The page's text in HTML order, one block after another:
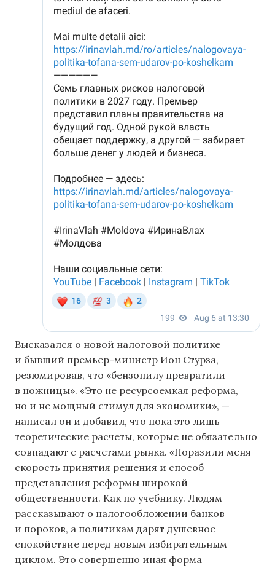
Высказался о новой налоговой политике
и бывший премьер-министр Ион Стурза,
резюмировав, что «бензопилу превратили
в ножницы». «Это не ресурсоемкая реформа,
но и не мощный стимул для экономики», —
написал он и добавил, что пока это лишь
теоретические расчеты, которые не обязательно
совпадают с расчетами рынка. «Поразили меня
скорость принятия решения и способ
представления реформы широкой
общественности. Как по учебнику. Людям
рассказывают о налогообложении банков
и пороков, а политикам дарят душевное
спокойствие перед новым избирательным
циклом. Это совершенно иная форма